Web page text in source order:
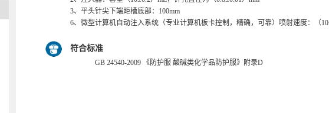
3、平头针尖下端距槽底部：100mm
6、微型计算机自动注入系统（专业计算机板卡控制，精确，可靠）喷射速度：（
符合标准
GB 24540-2009 《防护服 酸碱类化学品防护服》附录D